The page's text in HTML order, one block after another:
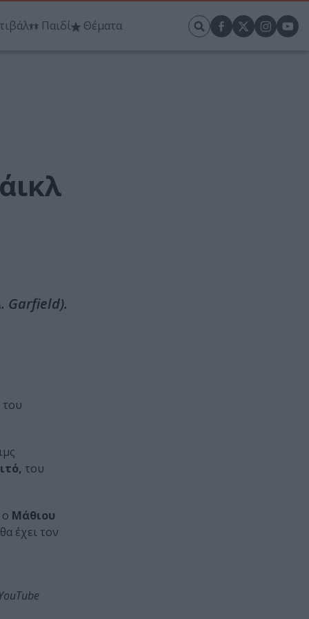
Παιδί Θέματα
Garfield).
του
του
Μάθιου
θα έχει τον